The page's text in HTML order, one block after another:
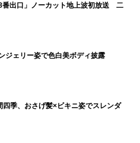
8番出口」ノーカット地上波初放送 二
ジェリー姿で色白美ボディ披露
季、おさげ髪×ビキニ姿でスレンダ